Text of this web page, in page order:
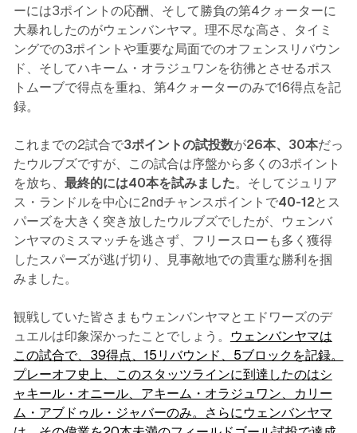
ーには3ポイントの応酬、そして勝負の第4クォーターに
大暴れしたのがウェンバンヤマ。理不尽な高さ、タイミ
ングでの3ポイントや重要な局面でのオフェンスリバウン
ド、そしてハキーム・オラジュワンを彷彿とさせるポス
トムーブで得点を重ね、第4クォーターのみで16得点を記
録。
これまでの2試合で3ポイントの試投数が26本、30本だっ
たウルブズですが、この試合は序盤から多くの3ポイント
を放ち、 最終的には40本を試みました。そしてジュリア
ス・ランドルを中心に2ndチャンスポイントで40-12とス
パーズを大きく突き放したウルブズでしたが、ウェンバ
ンヤマのミスマッチを逃さず、フリースローも多く獲得
したスパーズが逃げ切り、見事敵地での貴重な勝利を掴
みました。
観戦していた皆さまもウェンバンヤマとエドワーズのデ
ュエルは印象深かったことでしょう。
ウェンバンヤマは
この試合で、39得点、15リバウンド、5ブロックを記録。
プレーオフ史上、このスタッツラインに到達したのはシ
ャキール・オニール、アキーム・オラジュワン、カリー
ム・アブドゥル・ジャバーのみ。
さらにウェンバンヤマ